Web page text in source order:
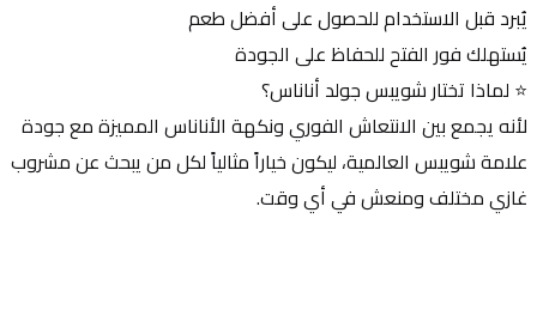
يُبرد قبل الاستخدام للحصول على أفضل طعم
يُستهلك فور الفتح للحفاظ على الجودة
⭐ لماذا تختار شويبس جولد أناناس؟
غازي مختلف ومنعش في أي وقت.